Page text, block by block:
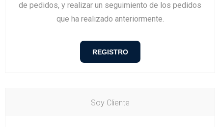
de pedidos, y realizar un seguimiento de los pedidos
que ha realizado anteriormente.
Soy Cliente